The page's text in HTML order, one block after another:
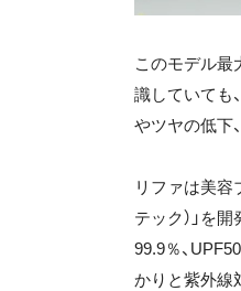
このモデル最
識していても
やツヤの低下
リファは美容
テック）」を
99.9％、
かりと紫外線